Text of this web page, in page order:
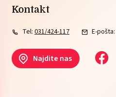
Kontakt
Tel: 031/424-117 E-pošta:
Najdite nas